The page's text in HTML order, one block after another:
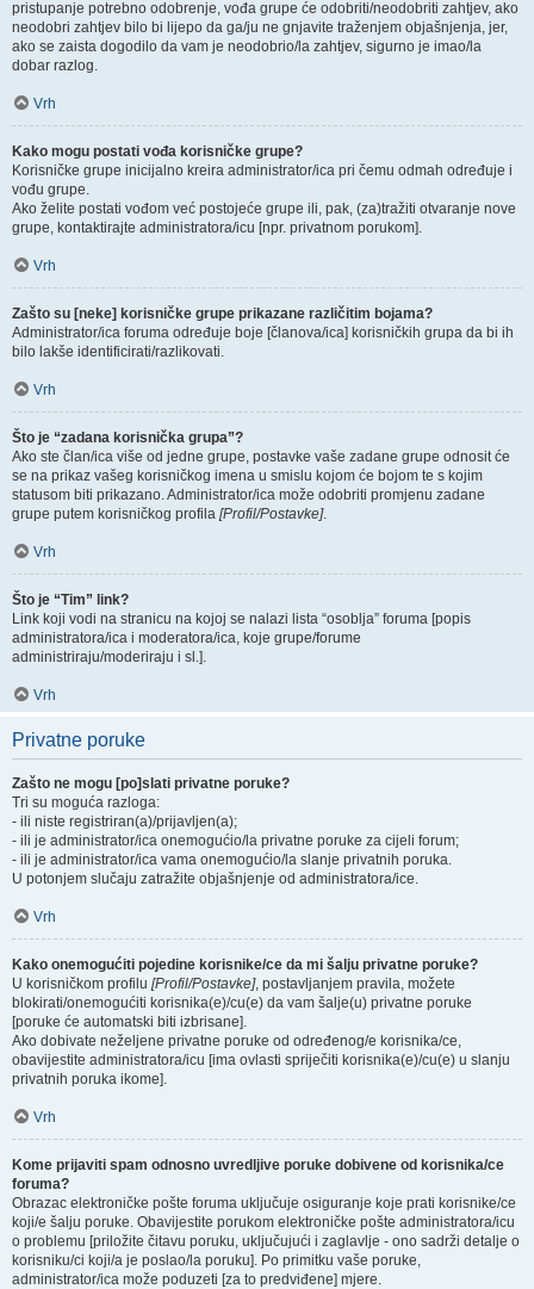
pristupanje potrebno odobrenje, vođa grupe će odobriti/neodobriti zahtjev, ako
neodobri zahtjev bilo bi lijepo da ga/ju ne gnjavite traženjem objašnjenja, jer,
ako se zaista dogodilo da vam je neodobrio/la zahtjev, sigurno je imao/la
dobar razlog.
Vrh
Kako mogu postati vođa korisničke grupe?
Korisničke grupe inicijalno kreira administrator/ica pri čemu odmah određuje i
vođu grupe.
Ako želite postati vođom već postojeće grupe ili, pak, (za)tražiti otvaranje nove
grupe, kontaktirajte administratora/icu [npr. privatnom porukom].
Vrh
Zašto su [neke] korisničke grupe prikazane različitim bojama?
Administrator/ica foruma određuje boje [članova/ica] korisničkih grupa da bi ih
bilo lakše identificirati/razlikovati.
Vrh
Što je “zadana korisnička grupa”?
Ako ste član/ica više od jedne grupe, postavke vaše zadane grupe odnosit će
se na prikaz vašeg korisničkog imena u smislu kojom će bojom te s kojim
statusom biti prikazano. Administrator/ica može odobriti promjenu zadane
grupe putem korisničkog profila [Profil/Postavke].
Vrh
Što je “Tim” link?
Link koji vodi na stranicu na kojoj se nalazi lista “osoblja” foruma [popis
administratora/ica i moderatora/ica, koje grupe/forume
administriraju/moderiraju i sl.].
Vrh
Privatne poruke
Zašto ne mogu [po]slati privatne poruke?
Tri su moguća razloga:
- ili niste registriran(a)/prijavljen(a);
- ili je administrator/ica onemogućio/la privatne poruke za cijeli forum;
- ili je administrator/ica vama onemogućio/la slanje privatnih poruka.
U potonjem slučaju zatražite objašnjenje od administratora/ice.
Vrh
Kako onemogućiti pojedine korisnike/ce da mi šalju privatne poruke?
U korisničkom profilu [Profil/Postavke], postavljanjem pravila, možete
blokirati/onemogućiti korisnika(e)/cu(e) da vam šalje(u) privatne poruke
[poruke će automatski biti izbrisane].
Ako dobivate neželjene privatne poruke od određenog/e korisnika/ce,
obavijestite administratora/icu [ima ovlasti spriječiti korisnika(e)/cu(e) u slanju
privatnih poruka ikome].
Vrh
Kome prijaviti spam odnosno uvredljive poruke dobivene od korisnika/ce
foruma?
Obrazac elektroničke pošte foruma uključuje osiguranje koje prati korisnike/ce
koji/e šalju poruke. Obavijestite porukom elektroničke pošte administratora/icu
o problemu [priložite čitavu poruku, uključujući i zaglavlje - ono sadrži detalje o
korisniku/ci koji/a je poslao/la poruku]. Po primitku vaše poruke,
administrator/ica može poduzeti [za to predviđene] mjere.